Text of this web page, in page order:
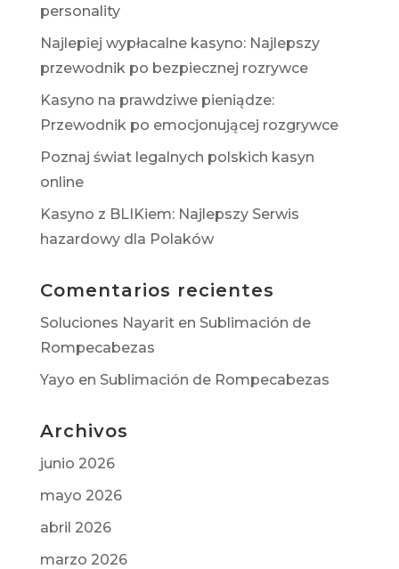
personality
Najlepiej wypłacalne kasyno: Najlepszy
przewodnik po bezpiecznej rozrywce
Kasyno na prawdziwe pieniądze:
Przewodnik po emocjonującej rozgrywce
Poznaj świat legalnych polskich kasyn
online
Kasyno z BLIKiem: Najlepszy Serwis
hazardowy dla Polaków
Comentarios recientes
Soluciones Nayariten Sublimación de
Rompecabezas
Yayo en Sublimación de Rompecabezas
Archivos
junio 2026
mayo 2026
abril 2026
marzo 2026